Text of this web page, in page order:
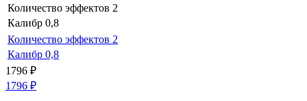
Количество эффектов 2
Калибр 0,8
Количество эффектов 2
Калибр 0,8
1796 ₽
1796 ₽